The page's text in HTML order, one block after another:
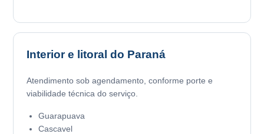
Interior e litoral do Paraná
Atendimento sob agendamento, conforme porte e
viabilidade técnica do serviço.
Guarapuava
Cascavel